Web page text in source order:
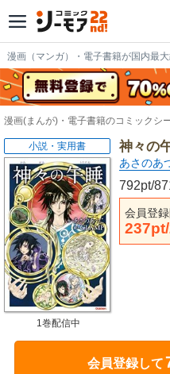
漫画（マンガ）・電子書籍が国内最
漫画(まんが)・電子書籍のコミックシ
神々の
あさのあ
792pt/
会員登
小説・実用書
1巻配信中
会員登録して